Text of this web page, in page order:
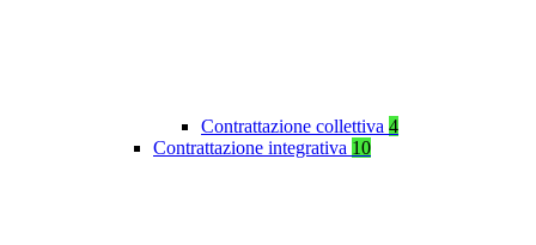
Contrattazione collettiva 4
Contrattazione integrativa 10